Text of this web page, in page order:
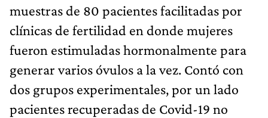
muestras de 80 pacientes facilitadas por
clínicas de fertilidad en donde mujeres
fueron estimuladas hormonalmente para
generar varios óvulos a la vez. Contó con
dos grupos experimentales, por un lado
pacientes recuperadas de Covid-19 no